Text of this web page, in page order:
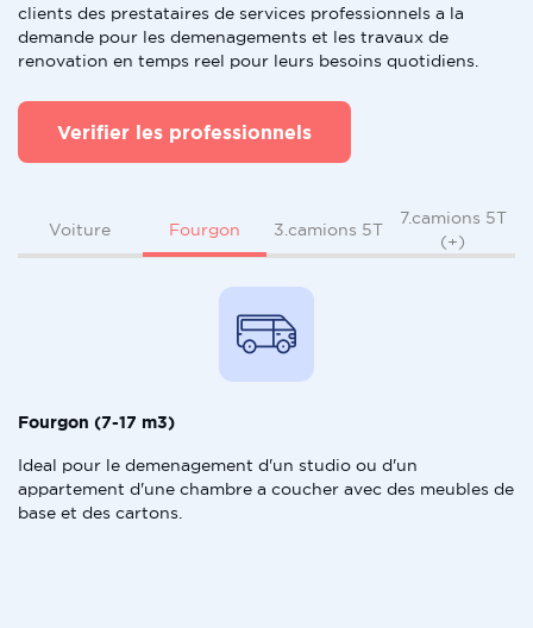
clients des prestataires de services professionnels a la
demande pour les demenagements et les travaux de
renovation en temps reel pour leurs besoins quotidiens.
Verifier les professionnels
Voiture Fourgon 3.camions 5T
7.camions 5T
(+)
Fourgon (7-17 m3)
Ideal pour le demenagement d'un studio ou d'un
appartement d'une chambre a coucher avec des meubles de
base et des cartons.